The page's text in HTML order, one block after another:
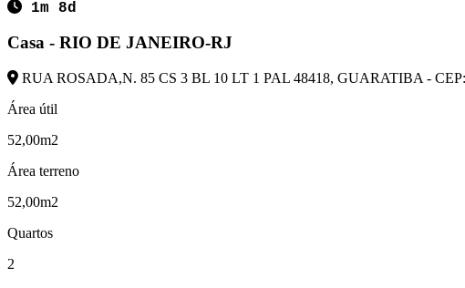
1m 8d
Casa - RIO DE JANEIRO-RJ
RUA ROSADA,N. 85 CS 3 BL 10 LT 1 PAL 48418, GUARATIBA -
Área útil
52,00m2
Área terreno
52,00m2
Quartos
2